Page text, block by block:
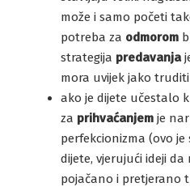
može i samo početi
potreba za odmorom
strategija predavanja
mora uvijek jako
ako je dijete učestalo
za prihvaćanjem je
perfekcionizma (ovo je
dijete, vjerujući ideji
pojačano i pretjerano